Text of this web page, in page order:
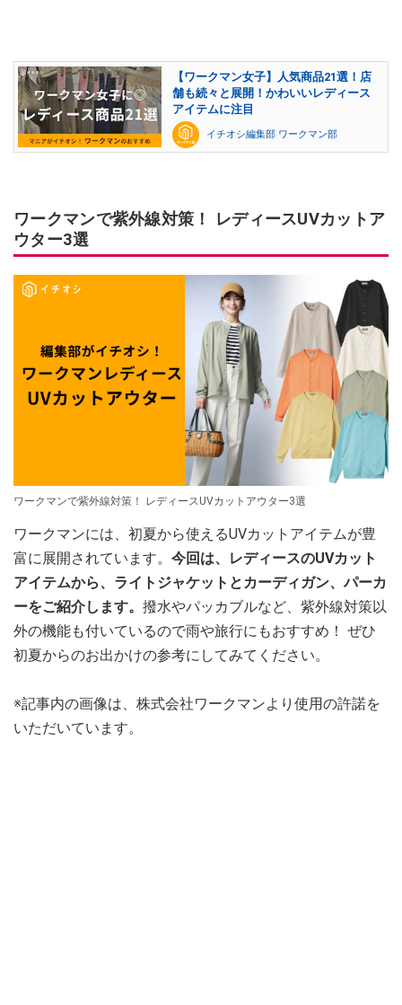
【ワークマン女子】人気商品21選！店
舗も続々と展開！かわいいレディース
アイテムに注目
イチオシ編集部 ワークマン部
ワークマンで紫外線対策！ レディースUVカットア
ウター3選
ワークマンで紫外線対策！ レディースUVカットアウター3選
ワークマンには、初夏から使えるUVカットアイテムが豊
富に展開されています。 今回は、レディースのUVカット
アイテムから、ライトジャケットとカーディガン、パーカ
ーをご紹介します。 撥水やパッカブルなど、紫外線対策以
外の機能も付いているので雨や旅行にもおすすめ！ ぜひ
初夏からのお出かけの参考にしてみてください。
※記事内の画像は、株式会社ワークマンより使用の許諾を
いただいています。